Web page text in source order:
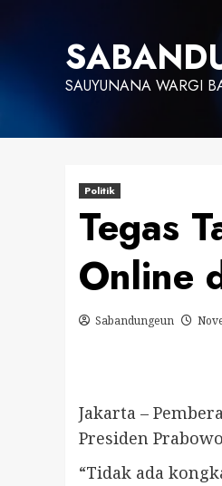
SAUYUNANA WARGI
Politik
Tegas
Online
Sabandungeun
Jakarta –
Presiden
“Tidak ada